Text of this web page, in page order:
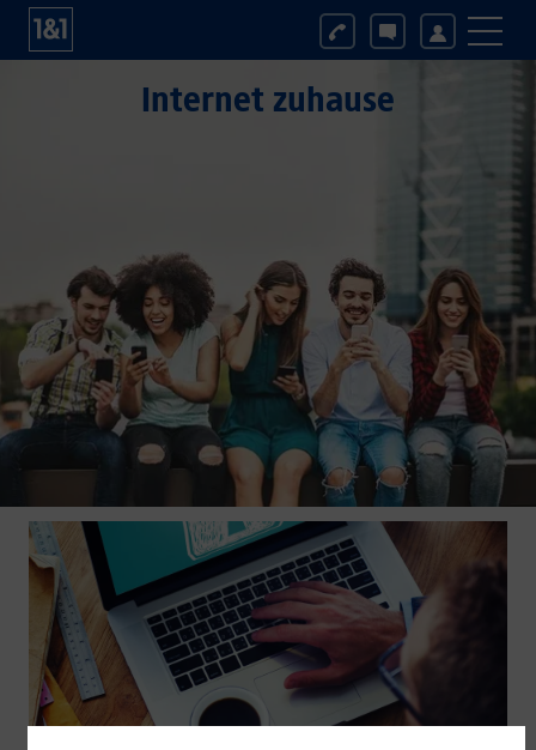
Internet zuhause